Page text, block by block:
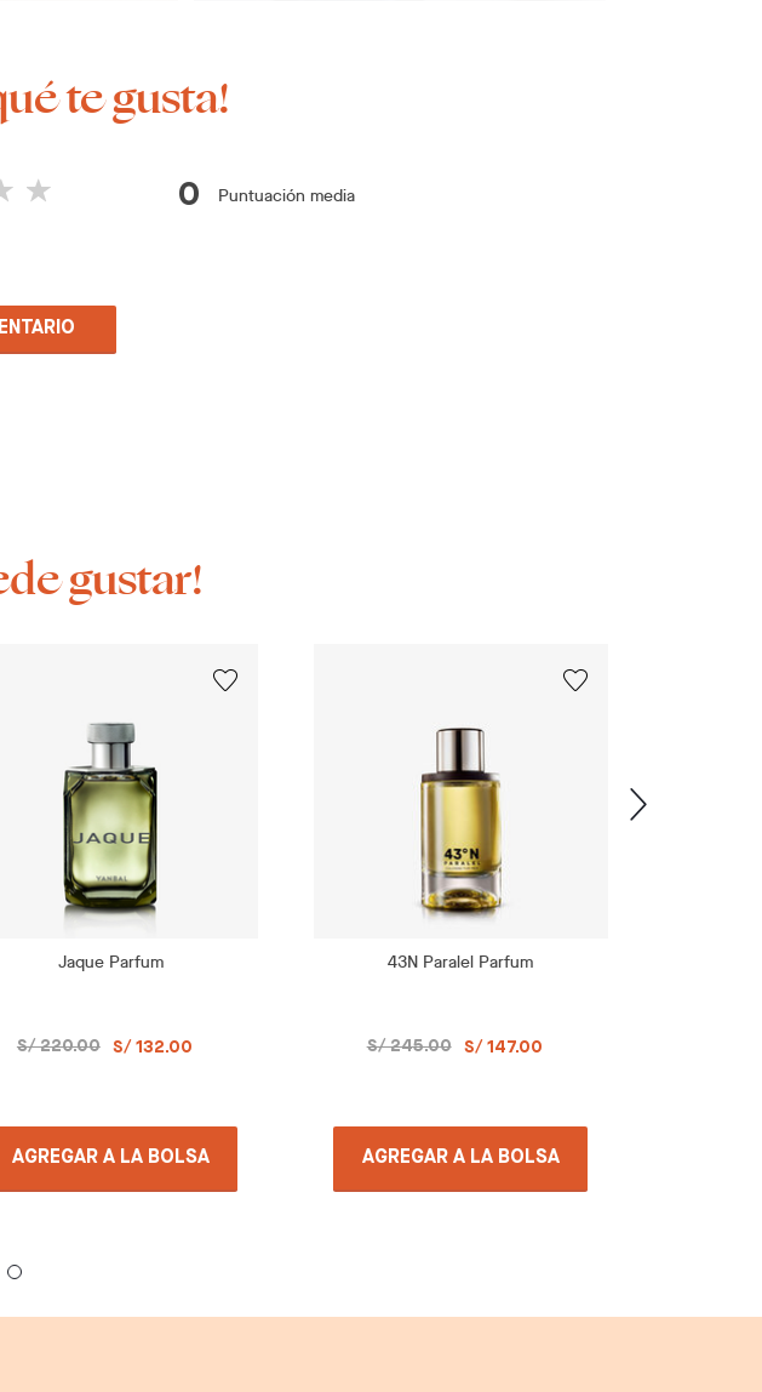
te gusta!
0 Puntuación media
gustar!
Jaque Parfum
S/ 220.00 S/ 132.00
AGREGAR A LA BOLSA
43N Paralel Parfum
S/ 245.00 S/ 147.00
AGREGAR A LA BOLSA